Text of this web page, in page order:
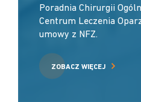
Poradnia Chirurgii
Centrum Leczenia
umowy z NFZ.
ZOBACZ WIĘCEJ